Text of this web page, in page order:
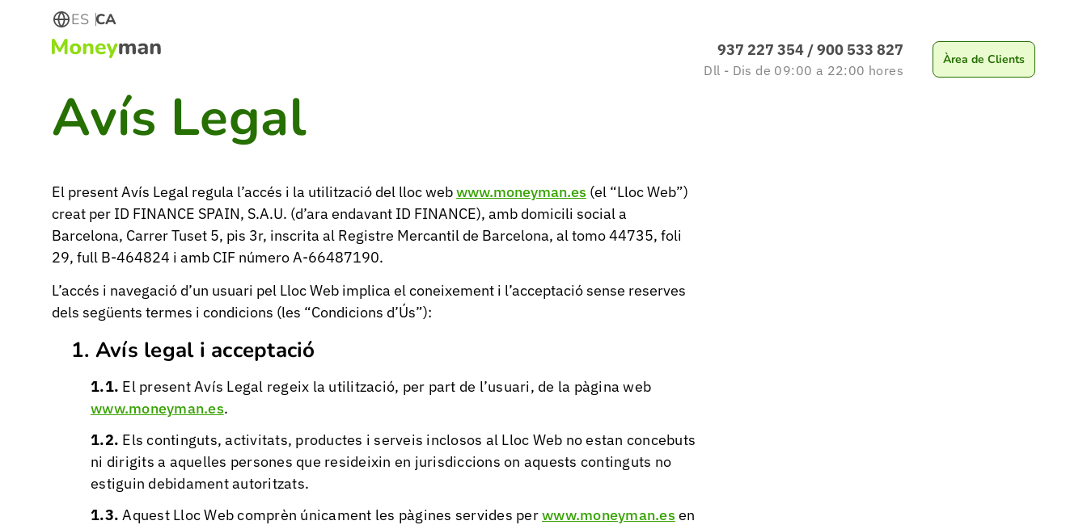
ES CA
937 227 354 /900 533 827
Dll - Dis de 09:00 a 22:00 hores
Àrea de Clients
Avís Legal
El present Avís Legal regula l’accés i la utilització del lloc webwww.moneyman.es (el “Lloc Web”)
creat per ID FINANCE SPAIN, S.A.U. (d’ara endavant ID FINANCE), amb domicili social a
Barcelona, Carrer Tuset 5, pis 3r, inscrita al Registre Mercantil de Barcelona, al tomo 44735, foli
29, full B-464824 i amb CIF número A-66487190.
L’accés i navegació d’un usuari pel Lloc Web implica el coneixement i l’acceptació sense reserves
dels següents termes i condicions (les “Condicions d’Ús”):
Avís legal i acceptació
El present Avís Legal regeix la utilització, per part de l’usuari, de la pàgina web
www.moneyman.es.
Els continguts, activitats, productes i serveis inclosos al Lloc Web no estan concebuts
ni dirigits a aquelles persones que resideixin en jurisdiccions on aquests continguts no
estiguin debidament autoritzats.
Aquest Lloc Web comprèn únicament les pàgines servides perwww.moneyman.es en